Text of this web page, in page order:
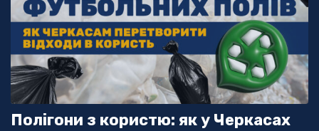
Полігони з користю: як у Черкасах